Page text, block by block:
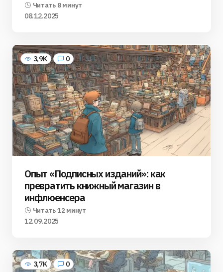
Читать 8 минут
08.12.2025
3,9K 0
Опыт «Подписных изданий»: как
превратить книжный магазин в
инфлюенсера
Читать 12 минут
12.09.2025
3,7K 0